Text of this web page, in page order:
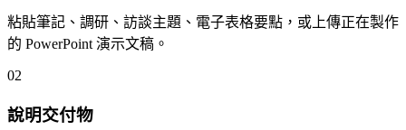
粘貼筆記、調研、訪談主題、電子表格要點，或上傳正在製作
的 PowerPoint 演示文稿。
02
說明交付物